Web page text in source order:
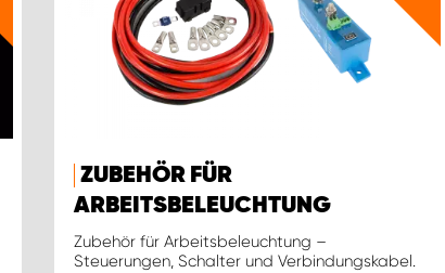
ZUBEHÖR FÜR
ARBEITSBELEUCHTUNG
Zubehör für Arbeitsbeleuchtung –
Steuerungen, Schalter und Verbindungskabel.